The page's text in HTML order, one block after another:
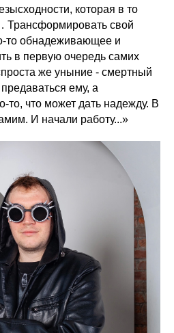
которая в то
Трансформировать свой
то обнадеживающее и
в первую очередь самих
же уныние - смертный
ему, а
то, что может дать надежду. В
И начали работу...»